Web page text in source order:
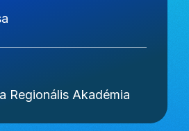
Regionális Akadémia